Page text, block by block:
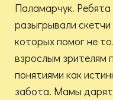
Паламарчук.
разыгрывали
которых помог не
взрослым зрителям
понятиями как
забота. Мамы